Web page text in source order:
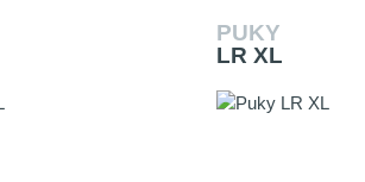
PUKY
LR XL